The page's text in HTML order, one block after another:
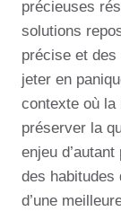
précieuses
solutions
précise et
jeter en
contexte où
préserver la
enjeu
des habitudes
d’une